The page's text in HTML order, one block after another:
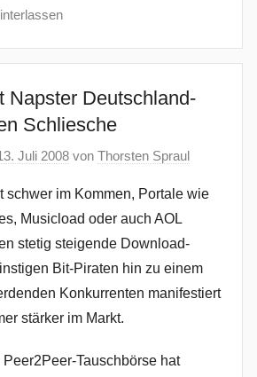
Napster Deutschland-
Schliesche
Juli 2008 von Thorsten Spraul
schwer im Kommen, Portale wie
Musicload oder auch AOL
stetig steigende Download-
Bit-Piraten hin zu einem
Konkurrenten manifestiert
stärker im Markt.
Tauschbörse hat